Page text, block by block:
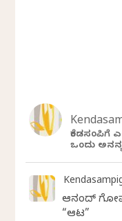
ಕೆಂಡಸಂಪಿಗೆ
ಒಂದು
ಆನಂದ್‌
“ಆಟ”